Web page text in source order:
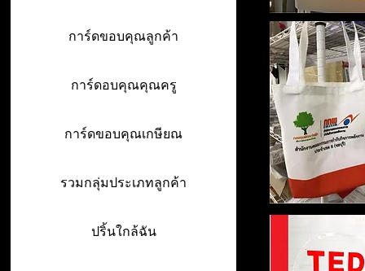
การ์ดขอบคุณลูกค้า
การ์ดอบคุณคุณครู
การ์ดขอบคุณเกษียณ
รวมกลุ่มประเภทลูกค้า
ปริ้นใกล้ฉัน